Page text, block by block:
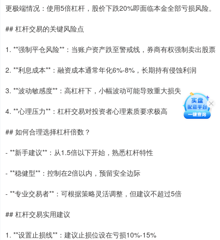
更极端情况：使用5倍杠杆，股价下跌20%即面临本金全部亏损风险。
## 杠杆交易的关键风险点
1. **强制平仓风险**：当账户资产跌至警戒线，券商有权强制卖出股票
2. **利息成本**：融资成本通常年化6%-8%，长期持有侵蚀利润
3. **波动敏感度**：高杠杆下，小幅波动可能导致重大损失
4. **心理压力**：杠杆交易对投资者心理素质要求极高
## 如何合理选择杠杆倍数？
- **新手建议**：从1.5倍以下开始，熟悉杠杆特性
- **稳健型**：控制在2倍以内，预留安全边际
- **专业交易者**：可根据策略灵活调整，但建议不超过5倍
## 杠杆交易实用建议
1. **设置止损线**：建议止损位设在亏损10%-15%